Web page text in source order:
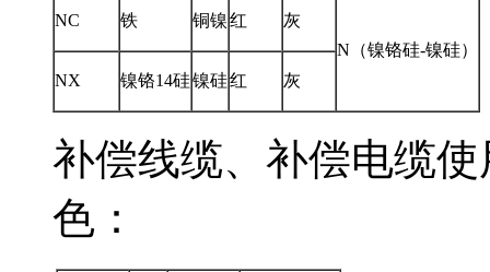
NC 铁 铜镍红
灰
N（镍铬硅-镍硅）
NX
镍铬14硅镍硅红 灰
补偿线缆、补偿电缆使
色：